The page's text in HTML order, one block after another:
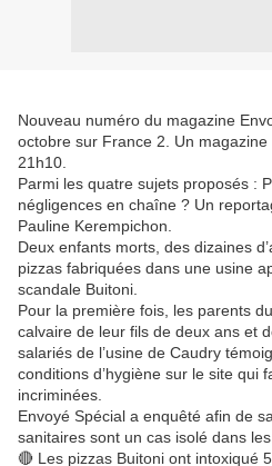
Nouveau numéro du magazine
octobre sur France 2. Un
21h10.
Parmi les quatre sujets proposés :
négligences en chaîne ? Un
Pauline Kerempichon.
Deux enfants morts, des dizaines
pizzas fabriquées dans une usine
scandale Buitoni.
Pour la première fois, les parents
calvaire de leur fils de deux ans et
salariés de l’usine de Caudry
conditions d’hygiène sur le site qui
incriminées.
Envoyé Spécial a enquêté afin de
sanitaires sont un cas isolé dans
🔴 Les pizzas Buitoni ont intoxiqué